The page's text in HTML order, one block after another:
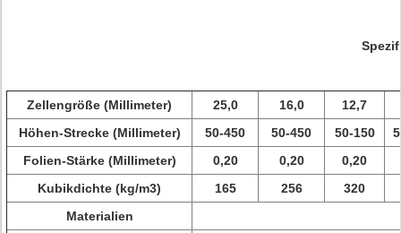
Zellengröße (Millimeter) 25,0 16,0 12,7
Höhen-Strecke (Millimeter)
50-450 50-450 50-150
Folien-Stärke (Millimeter)
0,20 0,20 0,20
Kubikdichte (kg/m3)
165 256
320
Materialien